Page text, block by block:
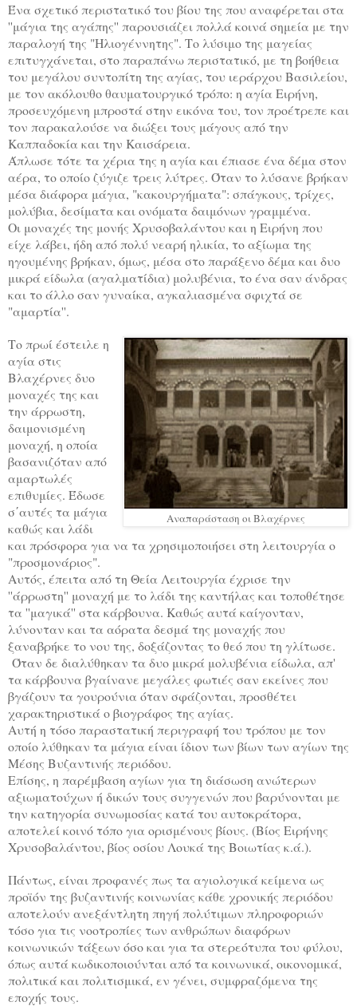
Ένα σχετικό περιστατικό του βίου της που αναφέρεται στα
''μάγια της αγάπης'' παρουσιάζει πολλά κοινά σημεία με την
παραλογή της "Ηλιογέννητης". Το λύσιμο της μαγείας
επιτυγχάνεται, στο παραπάνω περιστατικό, με τη βοήθεια
του μεγάλου συντοπίτη της αγίας, του ιεράρχου Βασιλείου,
με τον ακόλουθο θαυματουργικό τρόπο: η αγία Ειρήνη,
προσευχόμενη μπροστά στην εικόνα του, τον προέτρεπε και
τον παρακαλούσε να διώξει τους μάγους από την
Καππαδοκία και την Καισάρεια.
Άπλωσε τότε τα χέρια της η αγία και έπιασε ένα δέμα στον
αέρα, το οποίο ζύγιζε τρεις λύτρες. Όταν το λύσανε βρήκαν
μέσα διάφορα μάγια, "κακουργήματα": σπάγκους, τρίχες,
μολύβια, δεσίματα και ονόματα δαιμόνων γραμμένα.
Οι μοναχές της μονής Χρυσοβαλάντου και η Ειρήνη που
είχε λάβει, ήδη από πολύ νεαρή ηλικία, το αξίωμα της
ηγουμένης βρήκαν, όμως, μέσα στο παράξενο δέμα και δυο
μικρά είδωλα (αγαλματίδια) μολυβένια, το ένα σαν άνδρας
και το άλλο σαν γυναίκα, αγκαλιασμένα σφιχτά σε
"αμαρτία''.
Αναπαράσταση οι Βλαχέρνες
Το πρωί έστειλε η
αγία στις
Βλαχέρνες δυο
μοναχές της και
την άρρωστη,
δαιμονισμένη
μοναχή, η οποία
βασανιζόταν από
αμαρτωλές
επιθυμίες. Έδωσε
σ΄αυτές τα μάγια
καθώς και λάδι
και πρόσφορα για να τα χρησιμοποιήσει στη λειτουργία ο
"προσμονάριος".
Αυτός, έπειτα από τη Θεία Λειτουργία έχρισε την
''άρρωστη'' μοναχή με το λάδι της καντήλας και τοποθέτησε
τα ''μαγικά'' στα κάρβουνα. Καθώς αυτά καίγονταν,
λύνονταν και τα αόρατα δεσμά της μοναχής που
ξαναβρήκε το νου της, δοξάζοντας το θεό που τη γλίτωσε.
Όταν δε διαλύθηκαν τα δυο μικρά μολυβένια είδωλα, απ'
τα κάρβουνα βγαίνανε μεγάλες φωτιές σαν εκείνες που
βγάζουν τα γουρούνια όταν σφάζονται, προσθέτει
χαρακτηριστικά ο βιογράφος της αγίας.
Αυτή η τόσο παραστατική περιγραφή του τρόπου με τον
οποίο λύθηκαν τα μάγια είναι ίδιον των βίων των αγίων της
Μέσης Βυζαντινής περιόδου.
Επίσης, η παρέμβαση αγίων για τη διάσωση ανώτερων
αξιωματούχων ή δικών τους συγγενών που βαρύνονται με
την κατηγορία συνωμοσίας κατά του αυτοκράτορα,
αποτελεί κοινό τόπο για ορισμένους βίους. (Βίος Ειρήνης
Χρυσοβαλάντου, βίος οσίου Λουκά της Βοιωτίας κ.ά.).
Πάντως, είναι προφανές πως τα αγιολογικά κείμενα ως
προϊόν της βυζαντινής κοινωνίας κάθε χρονικής περιόδου
αποτελούν ανεξάντλητη πηγή πολύτιμων πληροφοριών
τόσο για τις νοοτροπίες των ανθρώπων διαφόρων
κοινωνικών τάξεων όσο και για τα στερεότυπα του φύλου,
όπως αυτά κωδικοποιούνται από τα κοινωνικά, οικονομικά,
πολιτικά και πολιτισμικά, εν γένει, συμφραζόμενα της
εποχής τους.